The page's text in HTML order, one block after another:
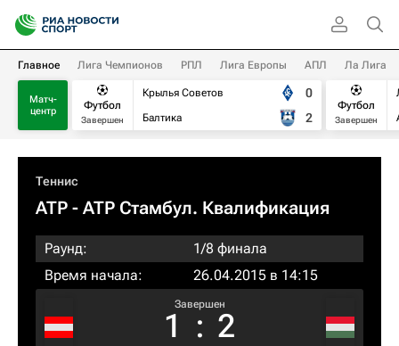
Главное Лига Чемпионов РПЛ Лига Европы АПЛ Ла Лига
Матч-
центр
Футбол
Завершен
Крылья Советов
Балтика
0
2
Футбол
Завершен
Теннис
ATP - ATP Стамбул. Квалификация
Раунд:
1/8 финала
Время начала:
26.04.2015 в 14:15
Завершен
1 : 2